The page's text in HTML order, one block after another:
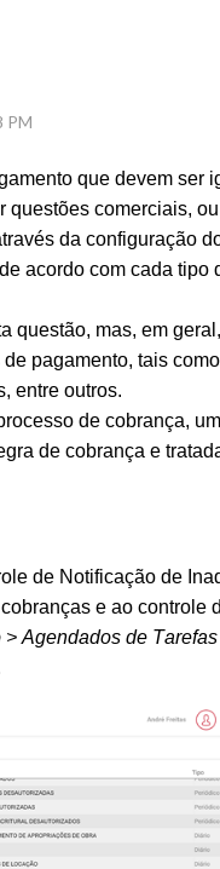
PM
que devem ser
comerciais,
da configuração
acordo com cada tipo
questão, mas, em
pagamento, tais
entre outros.
de cobrança,
de cobrança e
de Notificação de
e ao controle
Agendados de Tarefas